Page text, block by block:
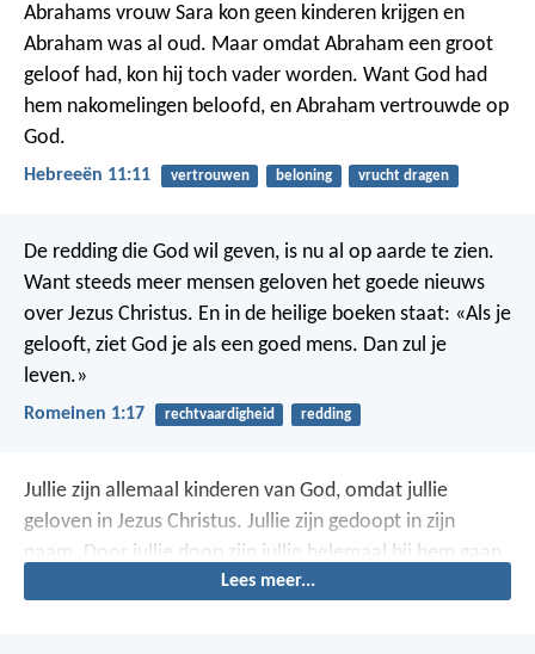
Abrahams vrouw Sara kon geen kinderen krijgen en
Abraham was al oud. Maar omdat Abraham een groot
geloof had, kon hij toch vader worden. Want God had
hem nakomelingen beloofd, en Abraham vertrouwde op
God.
Hebreeën 11:11 vertrouwen beloning vrucht dragen
De redding die God wil geven, is nu al op aarde te zien.
Want steeds meer mensen geloven het goede nieuws
over Jezus Christus. En in de heilige boeken staat: «Als je
gelooft, ziet God je als een goed mens. Dan zul je
leven.»
Romeinen 1:17 rechtvaardigheid redding
Jullie zijn allemaal kinderen van God, omdat jullie
geloven in Jezus Christus. Jullie zijn gedoopt in zijn
naam. Door jullie doop zijn jullie helemaal bij hem gaan
Lees meer...